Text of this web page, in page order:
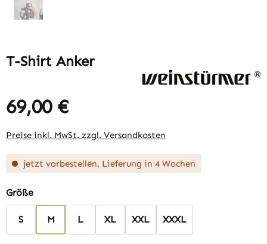
T-Shirt Anker
Regulärer Preis:
69,00 €
Preise inkl. MwSt. zzgl. Versandkosten
jetzt vorbestellen, Lieferung in 4 Wochen
Größeauswählen
S M L XL XXL XXXL